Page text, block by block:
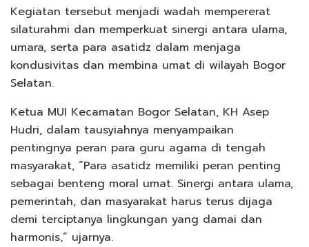
Kegiatan tersebut menjadi wadah mempererat
silaturahmi dan memperkuat sinergi antara ulama,
umara, serta para asatidz dalam menjaga
kondusivitas dan membina umat di wilayah Bogor
Selatan.
Ketua MUI Kecamatan Bogor Selatan, KH Asep
Hudri, dalam tausyiahnya menyampaikan
pentingnya peran para guru agama di tengah
masyarakat, “Para asatidz memiliki peran penting
sebagai benteng moral umat. Sinergi antara ulama,
pemerintah, dan masyarakat harus terus dijaga
demi terciptanya lingkungan yang damai dan
harmonis,” ujarnya.